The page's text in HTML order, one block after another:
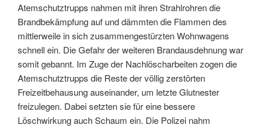
Atemschutztrupps nahmen mit ihren Strahlrohren die
Brandbekämpfung auf und dämmten die Flammen des
mittlerweile in sich zusammengestürzten Wohnwagens
schnell ein. Die Gefahr der weiteren Brandausdehnung war
somit gebannt. Im Zuge der Nachlöscharbeiten zogen die
Atemschutztrupps die Reste der völlig zerstörten
Freizeitbehausung auseinander, um letzte Glutnester
freizulegen. Dabei setzten sie für eine bessere
Löschwirkung auch Schaum ein. Die Polizei nahm